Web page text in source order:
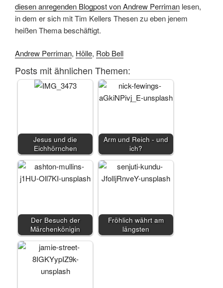
diesen anregenden Blogpost von Andrew Perriman lesen,
in dem er sich mit Tim Kellers Thesen zu eben jenem
heißen Thema beschäftigt.
Andrew Perriman, Hölle, Rob Bell
Posts mit ähnlichen Themen:
Jesus und die
Eichhörnchen
Arm und Reich - und
ich?
Der Besuch der
Märchenkönigin
Fröhlich währt am
längsten